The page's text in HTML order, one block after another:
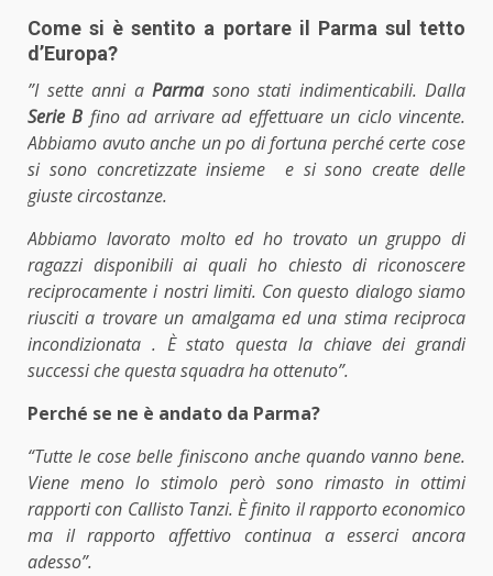
Come si è sentito a portare il Parma sul tetto
d’Europa?
”I sette anni a Parmasono stati indimenticabili. Dalla
Serie B fino ad arrivare ad effettuare un ciclo vincente.
Abbiamo avuto anche un po di fortuna perché certe cose
si sono concretizzate insieme e si sono create delle
giuste circostanze.
Abbiamo lavorato molto ed ho trovato un gruppo di
ragazzi disponibili ai quali ho chiesto di riconoscere
reciprocamente i nostri limiti. Con questo dialogo siamo
riusciti a trovare un amalgama ed una stima reciproca
incondizionata . È stato questa la chiave dei grandi
successi che questa squadra ha ottenuto”.
Perché se ne è andato da Parma?
“Tutte le cose belle finiscono anche quando vanno bene.
Viene meno lo stimolo però sono rimasto in ottimi
rapporti con Callisto Tanzi. È finito il rapporto economico
ma il rapporto affettivo continua a esserci ancora
adesso”.